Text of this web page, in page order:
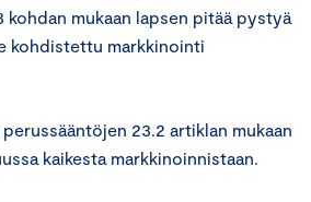
kohdan mukaan lapsen pitää pystyä
kohdistettu markkinointi
23.2 artiklan mukaan
kaikesta markkinoinnistaan.